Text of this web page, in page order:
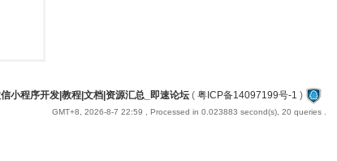
小程序开发|教程|文档|资源汇总_即速论坛( 粤ICP备14097199号-1 )
GMT+8, 2026-8-7 22:59 , Processed in 0.023883 second(s), 20 queries .